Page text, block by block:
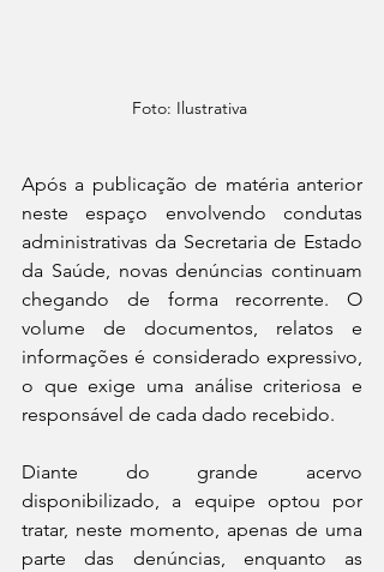
Foto: Ilustrativa
Após a publicação de matéria anterior
neste espaço envolvendo condutas
administrativas da Secretaria de Estado
da Saúde, novas denúncias continuam
chegando de forma recorrente. O
volume de documentos, relatos e
informações é considerado expressivo,
o que exige uma análise criteriosa e
responsável de cada dado recebido.
Diante do grande acervo
disponibilizado, a equipe optou por
tratar, neste momento, apenas de uma
parte das denúncias, enquanto as